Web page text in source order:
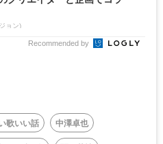
ョン)
Recommended by
歌いい話
中澤卓也